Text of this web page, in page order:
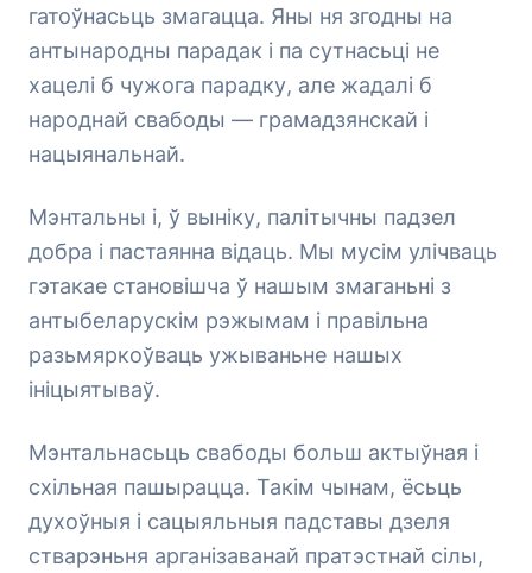
гатоўнасьць змагацца. Яны ня згодны на
антынародны парадак і па сутнасьці не
хацелі б чужога парадку, але жадалі б
народнай свабоды — грамадзянскай і
нацыянальнай.
Мэнтальны і, ў выніку, палітычны падзел
добра і пастаянна відаць. Мы мусім улічваць
гэтакае становішча ў нашым змаганьні з
антыбеларускім рэжымам і правільна
разьмяркоўваць ужываньне нашых
ініцыятываў.
Мэнтальнасьць свабоды больш актыўная і
схільная пашырацца. Такім чынам, ёсьць
духоўныя і сацыяльныя падставы дзеля
стварэньня арганізаванай пратэстнай сілы,